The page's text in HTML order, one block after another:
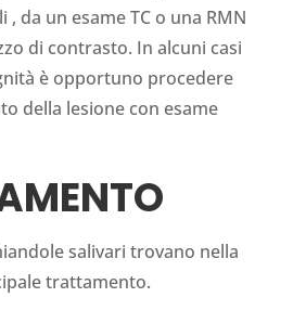
da un esame TC o una RMN
di contrasto. In alcuni casi
è opportuno procedere
della lesione con esame
salivari trovano nella
trattamento.